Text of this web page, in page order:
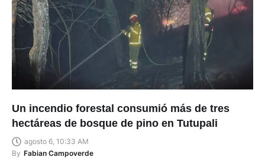
Un incendio forestal consumió más de tres
hectáreas de bosque de pino en Tutupali
agosto 6, 10:33 AM
By Fabian Campoverde